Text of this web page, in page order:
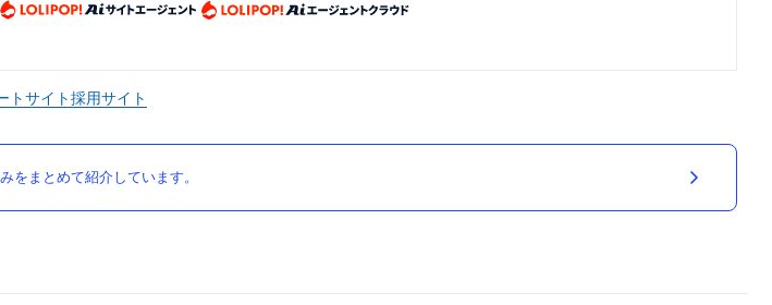
トサイト採用サイト
をまとめて紹介しています。